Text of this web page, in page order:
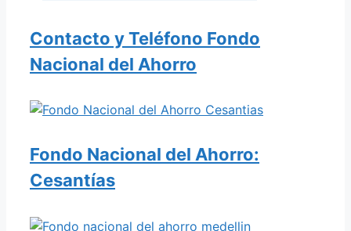
Contacto y Teléfono Fondo
Nacional del Ahorro
Fondo Nacional del Ahorro:
Cesantías